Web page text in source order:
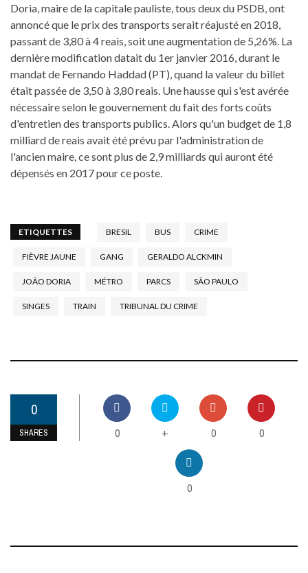
Doria, maire de la capitale pauliste, tous deux du PSDB, ont
annoncé que le prix des transports serait réajusté en 2018,
passant de 3,80 à 4 reais, soit une augmentation de 5,26%. La
dernière modification datait du 1er janvier 2016, durant le
mandat de Fernando Haddad (PT), quand la valeur du billet
était passée de 3,50 à 3,80 reais. Une hausse qui s'est avérée
nécessaire selon le gouvernement du fait des forts coûts
d'entretien des transports publics. Alors qu'un budget de 1,8
milliard de reais avait été prévu par l'administration de
l'ancien maire, ce sont plus de 2,9 milliards qui auront été
dépensés en 2017 pour ce poste.
ETIQUETTES BRESIL BUS CRIME
FIÈVRE JAUNE GANG GERALDO ALCKMIN
JOÃO DORIA MÉTRO PARCS SÃO PAULO
SINGES TRAIN TRIBUNAL DU CRIME
0
SHARES 0 + 0 0
0